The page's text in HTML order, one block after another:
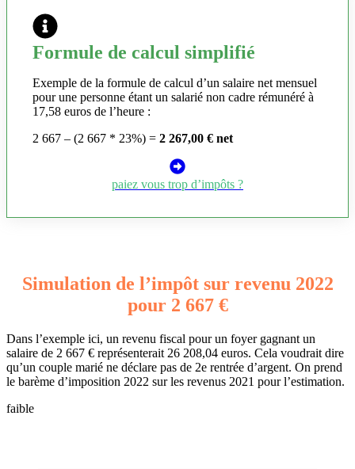
Formule de calcul simplifié
Exemple de la formule de calcul d’un salaire net mensuel
pour une personne étant un salarié non cadre rémunéré à
17,58 euros de l’heure :
2 667 – (2 667 * 23%) = 2 267,00 € net
paiez vous trop d’impôts ?
Simulation de l’impôt sur revenu 2022
pour 2 667 €
Dans l’exemple ici, un revenu fiscal pour un foyer gagnant un
salaire de 2 667 € représenterait 26 208,04 euros. Cela voudrait dire
qu’un couple marié ne déclare pas de 2e rentrée d’argent. On prend
le barème d’imposition 2022 sur les revenus 2021 pour l’estimation.
faible